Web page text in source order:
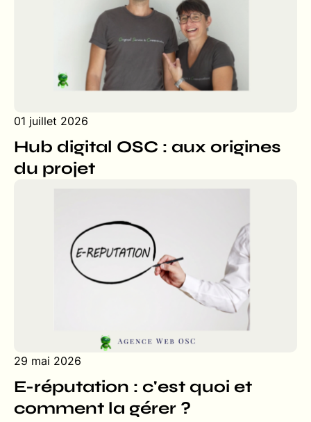
01 juillet 2026
Hub digital OSC : aux origines
du projet
29 mai 2026
E-réputation : c'est quoi et
comment la gérer ?